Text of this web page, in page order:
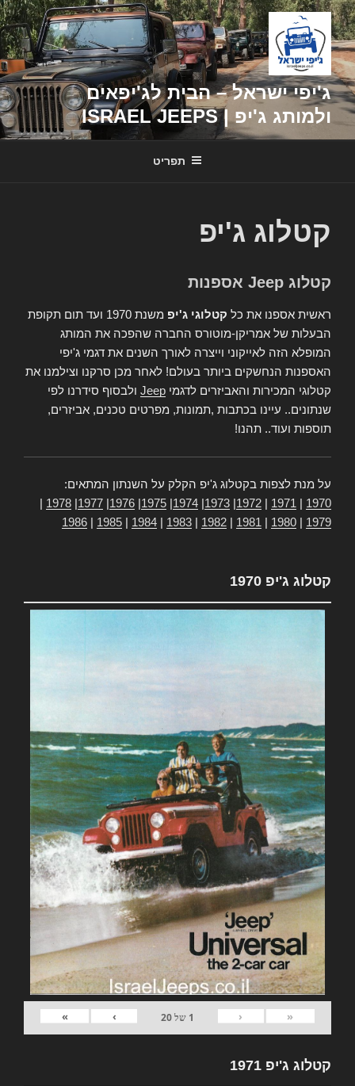
דילוג
לתוכן
ג'יפי ישראל – הבית לג'יפאים
ולמותג ג'יפ | ISRAEL JEEPS
תפריט
קטלוג ג'יפ
קטלוג Jeep אספנות
ראשית אספנו את כל קטלוגי ג'יפ
משנת 1970 ועד תום תקופת
הבעלות של אמריקן-מוטורס החברה שהפכה את המותג
המופלא הזה לאייקוני וייצרה לאורך השנים את דגמי ג'יפי
האספנות הנחשקים ביותר בעולם! לאחר מכן סרקנו וצילמנו את
קטלוגי המכירות והאביזרים לדגמי Jeep ולבסוף סידרנו לפי
שנתונים.. עיינו בכתבות ,תמונות, מפרטים טכנים, אביזרים,
תוספות ועוד.. תהנו!
על מנת לצפות בקטלוג ג'יפ הקלק על השנתון המתאים:
1970
1971
1972
1973
1974
1975
1976
1977
1978
1979
1980
1981
1982
1983
1984
1985
1986
קטלוג ג'יפ 1970
«
‹
1 של20
›
»
קטלוג ג'יפ 1971